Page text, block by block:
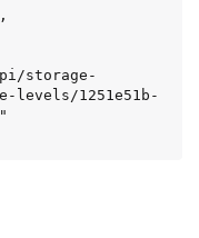
levels/1251e51b-